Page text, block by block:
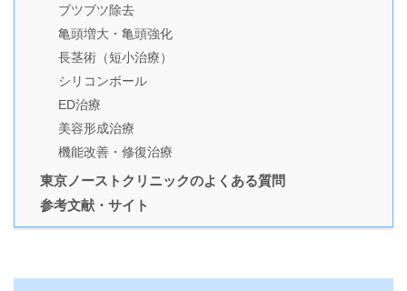
ブツブツ除去
亀頭増大・亀頭強化
長茎術（短小治療）
シリコンボール
ED治療
美容形成治療
機能改善・修復治療
東京ノーストクリニックのよくある質問
参考文献・サイト